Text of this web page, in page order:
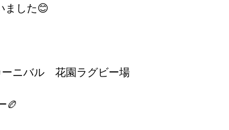
ました😊
ニバル　花園ラグビー場
🏉